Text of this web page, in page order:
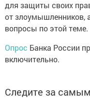
для защиты своих
от злоумышленников,
вопросы по этой теме.
Опрос Банка России
включительно.
Следите за